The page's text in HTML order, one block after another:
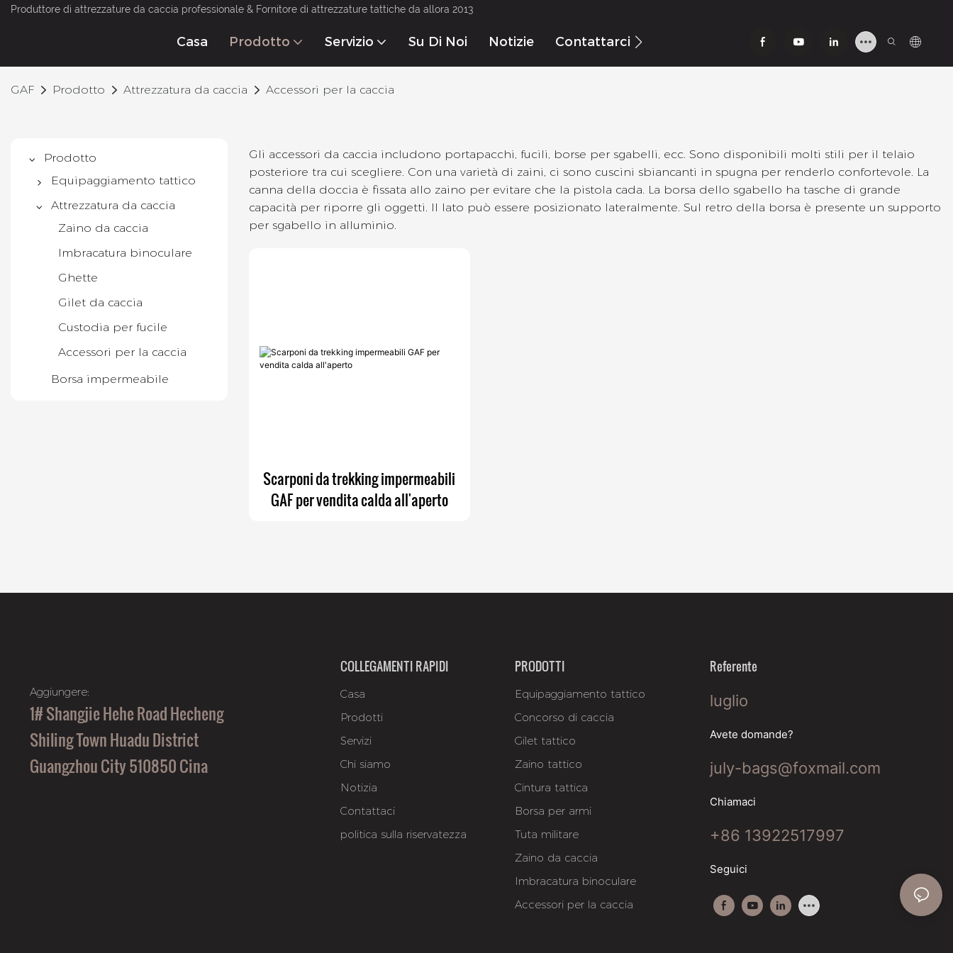
Produttore di attrezzature da caccia professionale & Fornitore di attrezzature tattiche da allora 2013
Casa Prodotto Servizio Su Di Noi Notizie Contattarci
GAF Prodotto Attrezzatura da caccia Accessori per la caccia
Prodotto
Equipaggiamento tattico
Gilet tattico
Zaino tattico
Cintura tattica
Borsa per pistola
Tuta militare
Accessori tattici
Borsa e zaino medico
Borsa CCW e borsa
Attrezzatura da caccia
Zaino da caccia
Imbracatura binoculare
Ghette
Gilet da caccia
Custodia per fucile
Accessori per la caccia
Borsa impermeabile
Gli accessori da caccia includono portapacchi, fucili, borse per sgabelli, ecc. Sono disponibili molti stili per il telaio
posteriore tra cui scegliere. Con una varietà di zaini, ci sono cuscini sbiancanti in spugna per renderlo confortevole. La
canna della doccia è fissata allo zaino per evitare che la pistola cada. La borsa dello sgabello ha tasche di grande
capacità per riporre gli oggetti. Il lato può essere posizionato lateralmente. Sul retro della borsa è presente un supporto
per sgabello in alluminio.
Scarponi da trekking impermeabili
GAF per vendita calda all'aperto
Aggiungere:
1# Shangjie Hehe Road Hecheng
Shiling Town Huadu District
Guangzhou City 510850 Cina
COLLEGAMENTI RAPIDI
Casa
Prodotti
Servizi
Chi siamo
Notizia
Contattaci
politica sulla riservatezza
PRODOTTI
Equipaggiamento tattico
Concorso di caccia
Gilet tattico
Zaino tattico
Cintura tattica
Borsa per armi
Tuta militare
Zaino da caccia
Imbracatura binoculare
Accessori per la caccia
Referente
luglio
Avete domande?
july-bags@foxmail.com
Chiamaci
+86 13922517997
Seguici